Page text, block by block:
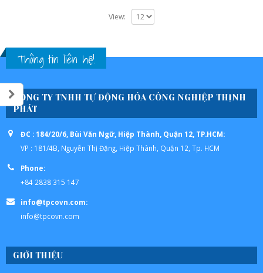
View:
Thông tin liên hệ!
CÔNG TY TNHH TỰ ĐỘNG HÓA CÔNG NGHIỆP THỊNH
PHÁT
ĐC : 184/20/6, Bùi Văn Ngữ, Hiệp Thành, Quận 12, TP.HCM:
VP : 181/4B, Nguyễn Thị Đặng, Hiệp Thành, Quận 12, Tp. HCM
Phone:
+84 2838 315 147
info@tpcovn.com:
info@tpcovn.com
GIỚI THIỆU